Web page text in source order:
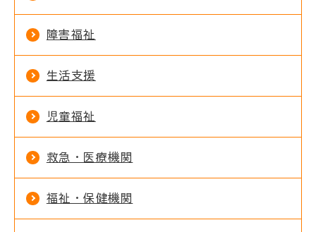
障害福祉
生活支援
児童福祉
救急・医療機関
福祉・保健機関